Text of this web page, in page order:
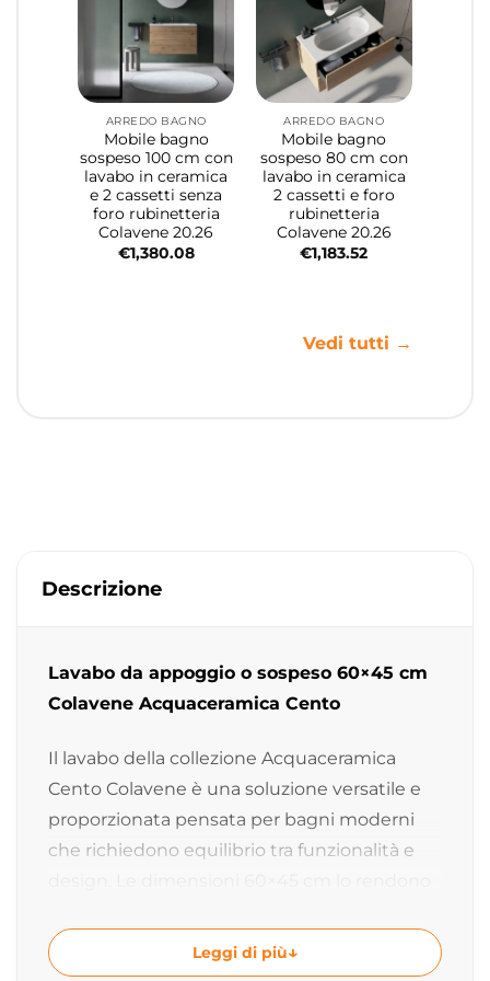
ARREDO BAGNO
Mobile bagno
sospeso 100 cm con
lavabo in ceramica
e 2 cassetti senza
foro rubinetteria
Colavene 20.26
€1,380.08
ARREDO BAGNO
Mobile bagno
sospeso 80 cm con
lavabo in ceramica
2 cassetti e foro
rubinetteria
Colavene 20.26
€1,183.52
Vedi tutti →
Descrizione
Lavabo da appoggio o sospeso 60×45 cm
Colavene Acquaceramica Cento
Il lavabo della collezione Acquaceramica
Cento Colavene è una soluzione versatile e
proporzionata pensata per bagni moderni
che richiedono equilibrio tra funzionalità e
appoggio, adattandosi facilmente a diversi
progetti di arredo bagno.
Leggi di più